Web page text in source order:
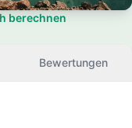
berechnen
Bewertungen